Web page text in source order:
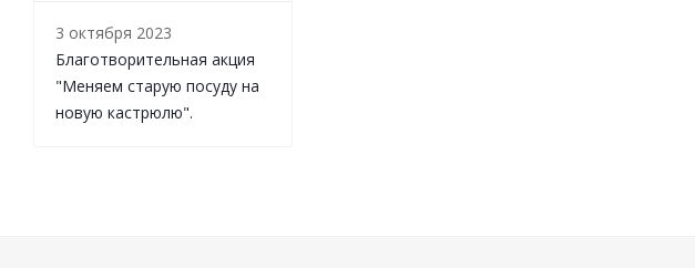
3 октября 2023
Благотворительная акция
"Меняем старую посуду на
новую кастрюлю".